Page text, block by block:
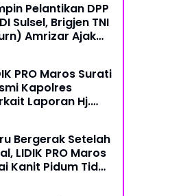
Pelantikan DPP
Sulsel, Brigjen TNI
Amrizar Ajak
Hati Bersih
PRO Maros Surati
Kapolres
Laporan Hj.
Bergerak Setelah
LIDIK PRO Maros
Kanit Pidum Tidak